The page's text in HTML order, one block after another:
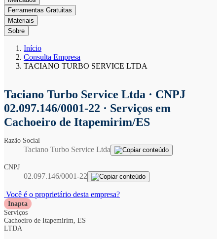
Ferramentas Gratuitas
Materiais
Sobre
Início
Consulta Empresa
TACIANO TURBO SERVICE LTDA
Taciano Turbo Service Ltda · CNPJ
02.097.146/0001-22 · Serviços em
Cachoeiro de Itapemirim/ES
Razão Social
Taciano Turbo Service Ltda
CNPJ
02.097.146/0001-22
Você é o proprietário desta empresa?
Inapta
Serviços
Cachoeiro de Itapemirim, ES
LTDA